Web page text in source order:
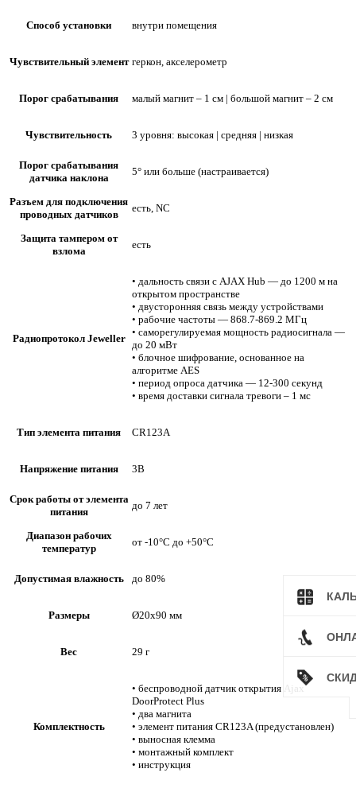
Способ установки внутри помещения
Чувствительный элемент геркон, акселерометр
Порог срабатывания малый магнит – 1 см | большой магнит – 2 см
Чувствительность 3 уровня: высокая | средняя | низкая
Порог срабатывания
датчика наклона
5° или больше (настраивается)
Разъем для подключения
проводных датчиков
есть, NC
Защита тампером от
взлома
есть
Радиопротокол Jeweller
• дальность связи с AJAX Hub — до 1200 м на
открытом пространстве
• двусторонняя связь между устройствами
• рабочие частоты — 868.7-869.2 МГц
• саморегулируемая мощность радиосигнала —
до 20 мВт
• блочное шифрование, основанное на
алгоритме AES
• период опроса датчика — 12-300 секунд
• время доставки сигнала тревоги – 1 мс
Тип элемента питания CR123A
Напряжение питания 3В
Срок работы от элемента
питания
до 7 лет
Диапазон рабочих
температур
от -10°С до +50°С
Допустимая влажность до 80%
Размеры Ø20х90 мм
Вес 29 г
Комплектность
• беспроводной датчик открытия Ajax
DoorProtect Plus
• два магнита
• элемент питания CR123A (предустановлен)
• выносная клемма
• монтажный комплект
• инструкция